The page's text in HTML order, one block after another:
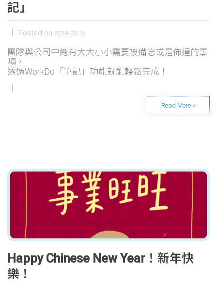
記」
Posted on 2018-03-26
團隊與公司中總有大大小小需要被備忘或是佈達的事
項，
透過WorkDo「筆記」功能就能輕鬆完成！
Happy Chinese New Year！新年快
樂！